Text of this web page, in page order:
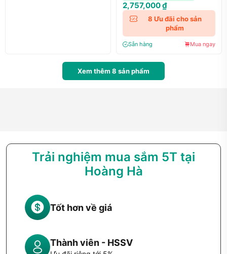
2,757,000 ₫
8 Ưu đãi cho sản
phẩm
Sẵn hàng Mua ngay
Xem thêm 8 sản phẩm
Trải nghiệm mua sắm 5T tại
Hoàng Hà
Tốt hơn về giá
Thành viên - HSSV